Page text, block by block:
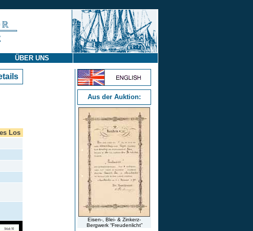
ÜBER UNS
Los
Aus der Auktion:
Eisen-, Blei- & Zinkerz-
Bergwerk “Freudenlicht”